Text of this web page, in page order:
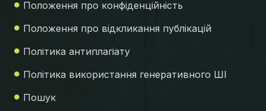
Положення про конфіденційність
Положення про відкликання публікацій
Політика антиплагіату
Політика використання генеративного ШІ
Пошук